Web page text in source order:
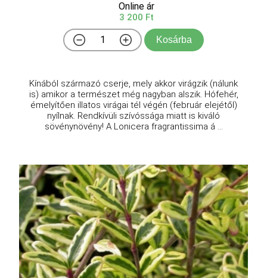
Online ár
3 200 Ft
Kosárba
Kínából származó cserje, mely akkor virágzik (nálunk
is) amikor a természet még nagyban alszik. Hófehér,
émelyítően illatos virágai tél végén (február elejétől)
nyílnak. Rendkívüli szívóssága miatt is kiváló
sövénynövény! A Lonicera fragrantissima á ...